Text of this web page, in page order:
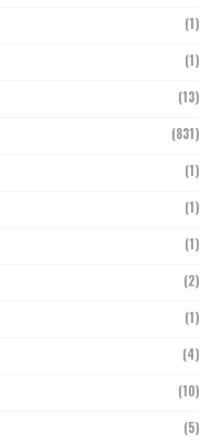
(1)
(1)
(13)
(831)
(1)
(1)
(1)
(2)
(1)
(4)
(10)
(5)